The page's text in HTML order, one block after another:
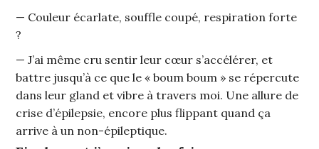
— Couleur écarlate, souffle coupé, respiration forte
?
— J’ai même cru sentir leur cœur s’accélérer, et
battre jusqu’à ce que le « boum boum » se répercute
dans leur gland et vibre à travers moi. Une allure de
crise d’épilepsie, encore plus flippant quand ça
arrive à un non-épileptique.